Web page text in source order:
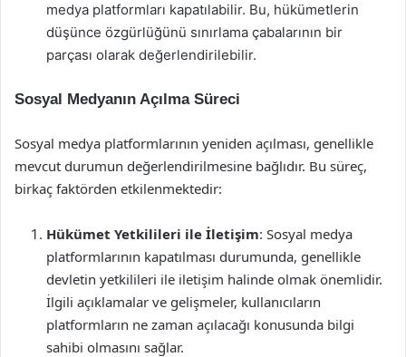
medya platformları kapatılabilir. Bu, hükümetlerin
düşünce özgürlüğünü sınırlama çabalarının bir
parçası olarak değerlendirilebilir.
Sosyal Medyanın Açılma Süreci
Sosyal medya platformlarının yeniden açılması, genellikle
mevcut durumun değerlendirilmesine bağlıdır. Bu süreç,
birkaç faktörden etkilenmektedir:
Hükümet Yetkilileri ile İletişim: Sosyal medya
platformlarının kapatılması durumunda, genellikle
devletin yetkilileri ile iletişim halinde olmak önemlidir.
İlgili açıklamalar ve gelişmeler, kullanıcıların
platformların ne zaman açılacağı konusunda bilgi
sahibi olmasını sağlar.